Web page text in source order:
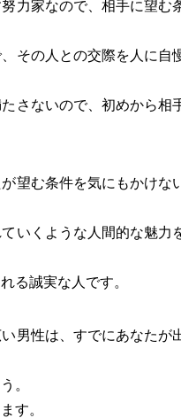
力家なので、相手に望む
その人との交際を人に自
さないので、初めから相
望む条件を気にもかけな
いくような人間的な魅力
る誠実な人です。
男性は、すでにあなたが
。
す。